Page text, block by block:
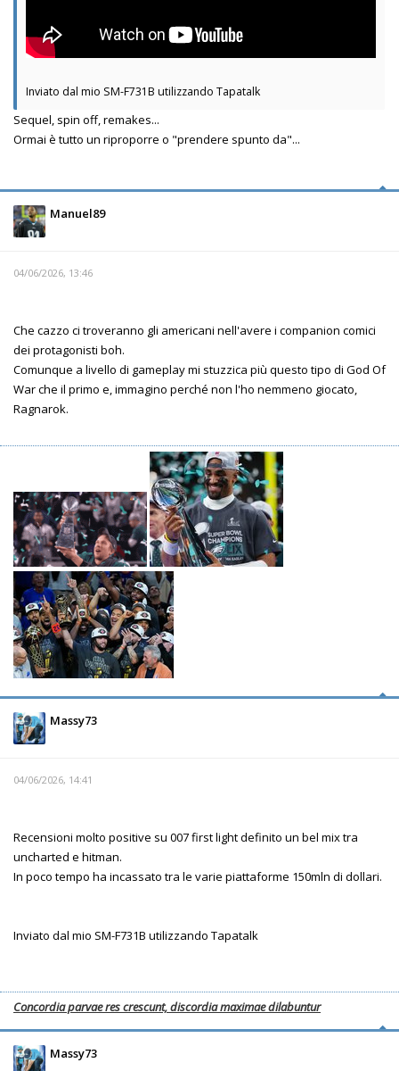
Inviato dal mio SM-F731B utilizzando Tapatalk
Sequel, spin off, remakes...
Ormai è tutto un riproporre o "prendere spunto da"...
Manuel89
04/06/2026, 13:46
Che cazzo ci troveranno gli americani nell'avere i companion comici
dei protagonisti boh.
Comunque a livello di gameplay mi stuzzica più questo tipo di God Of
War che il primo e, immagino perché non l'ho nemmeno giocato,
Ragnarok.
Massy73
04/06/2026, 14:41
Recensioni molto positive su 007 first light definito un bel mix tra
uncharted e hitman.
In poco tempo ha incassato tra le varie piattaforme 150mln di dollari.
Inviato dal mio SM-F731B utilizzando Tapatalk
Concordia parvae res crescunt, discordia maximae dilabuntur
Massy73